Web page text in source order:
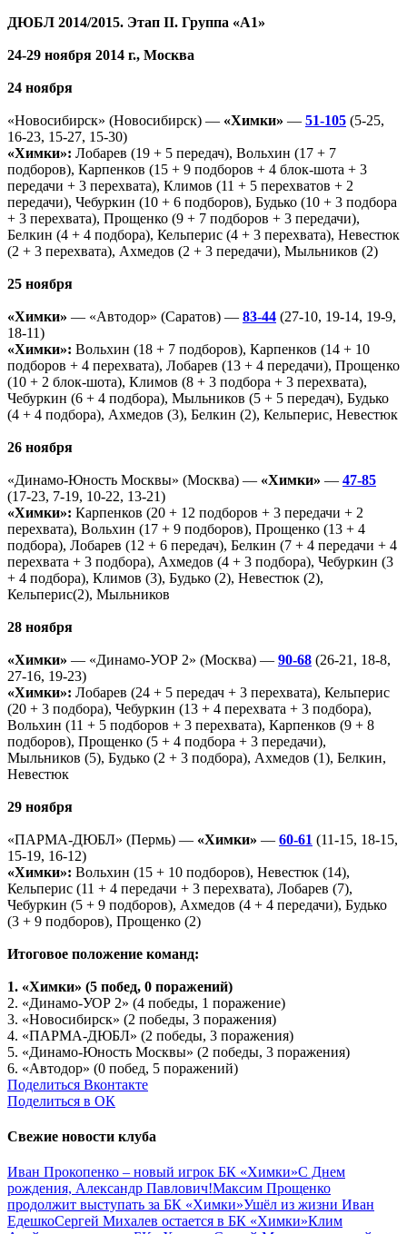
ДЮБЛ 2014/2015. Этап II. Группа «А1»
24-29 ноября 2014 г., Москва
24 ноября
«Новосибирск» (Новосибирск) — «Химки» — 51-105 (5-25,
16-23, 15-27, 15-30)
«Химки»: Лобарев (19 + 5 передач), Вольхин (17 + 7
подборов), Карпенков (15 + 9 подборов + 4 блок-шота + 3
передачи + 3 перехвата), Климов (11 + 5 перехватов + 2
передачи), Чебуркин (10 + 6 подборов), Будько (10 + 3 подбора
+ 3 перехвата), Прощенко (9 + 7 подборов + 3 передачи),
Белкин (4 + 4 подбора), Кельперис (4 + 3 перехвата), Невестюк
(2 + 3 перехвата), Ахмедов (2 + 3 передачи), Мыльников (2)
25 ноября
«Химки» — «Автодор» (Саратов) — 83-44 (27-10, 19-14, 19-9,
18-11)
«Химки»: Вольхин (18 + 7 подборов), Карпенков (14 + 10
подборов + 4 перехвата), Лобарев (13 + 4 передачи), Прощенко
(10 + 2 блок-шота), Климов (8 + 3 подбора + 3 перехвата),
Чебуркин (6 + 4 подбора), Мыльников (5 + 5 передач), Будько
(4 + 4 подбора), Ахмедов (3), Белкин (2), Кельперис, Невестюк
26 ноября
«Динамо-Юность Москвы» (Москва) — «Химки» — 47-85
(17-23, 7-19, 10-22, 13-21)
«Химки»: Карпенков (20 + 12 подборов + 3 передачи + 2
перехвата), Вольхин (17 + 9 подборов), Прощенко (13 + 4
подбора), Лобарев (12 + 6 передач), Белкин (7 + 4 передачи + 4
перехвата + 3 подбора), Ахмедов (4 + 3 подбора), Чебуркин (3
+ 4 подбора), Климов (3), Будько (2), Невестюк (2),
Кельперис(2), Мыльников
28 ноября
«Химки» — «Динамо-УОР 2» (Москва) — 90-68 (26-21, 18-8,
27-16, 19-23)
«Химки»: Лобарев (24 + 5 передач + 3 перехвата), Кельперис
(20 + 3 подбора), Чебуркин (13 + 4 перехвата + 3 подбора),
Вольхин (11 + 5 подборов + 3 перехвата), Карпенков (9 + 8
подборов), Прощенко (5 + 4 подбора + 3 передачи),
Мыльников (5), Будько (2 + 3 подбора), Ахмедов (1), Белкин,
Невестюк
29 ноября
«ПАРМА-ДЮБЛ» (Пермь) — «Химки» — 60-61 (11-15, 18-15,
15-19, 16-12)
«Химки»: Вольхин (15 + 10 подборов), Невестюк (14),
Кельперис (11 + 4 передачи + 3 перехвата), Лобарев (7),
Чебуркин (5 + 9 подборов), Ахмедов (4 + 4 передачи), Будько
(3 + 9 подборов), Прощенко (2)
Итоговое положение команд:
1. «Химки» (5 побед, 0 поражений)
2. «Динамо-УОР 2» (4 победы, 1 поражение)
3. «Новосибирск» (2 победы, 3 поражения)
4. «ПАРМА-ДЮБЛ» (2 победы, 3 поражения)
5. «Динамо-Юность Москвы» (2 победы, 3 поражения)
6. «Автодор» (0 побед, 5 поражений)
Поделиться Вконтакте
Поделиться в ОК
Свежие новости клуба
Иван Прокопенко – новый игрок БК «Химки»С Днем
рождения, Александр Павлович!Максим Прощенко
продолжит выступать за БК «Химки»Ушёл из жизни Иван
ЕдешкоСергей Михалев остается в БК «Химки»Клим